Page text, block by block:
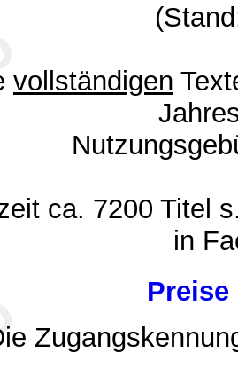
vollständigen
ca. 7200 Titel
in